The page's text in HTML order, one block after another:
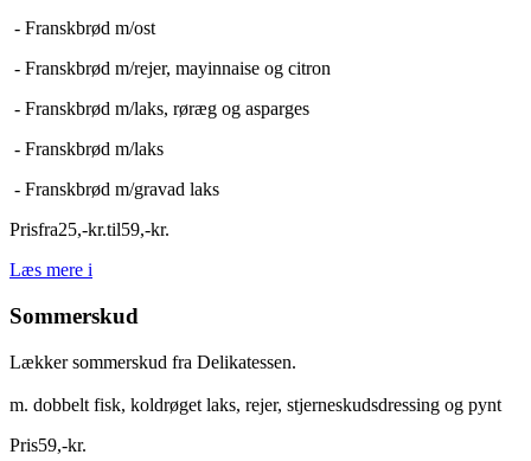
- Franskbrød m/ost
- Franskbrød m/rejer, mayinnaise og citron
- Franskbrød m/laks, røræg og asparges
- Franskbrød m/laks
- Franskbrød m/gravad laks
Prisfra25,-kr.til59,-kr.
Læs mere i
Sommerskud
Lækker sommerskud fra Delikatessen.
m. dobbelt fisk, koldrøget laks, rejer, stjerneskudsdressing og pynt
Pris59,-kr.